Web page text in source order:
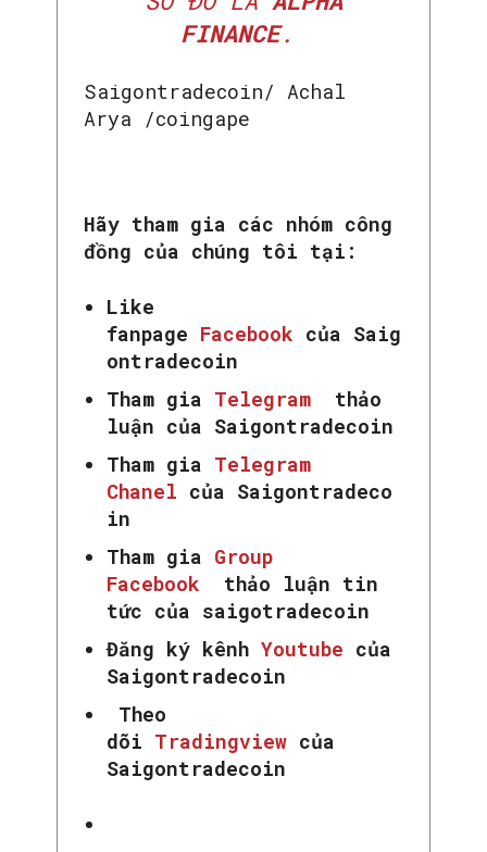
FINANCE.
Saigontradecoin/ Achal
Arya /coingape
Hãy tham gia các nhóm công
đồng của chúng tôi tại:
Like
fanpage Facebook của Saig
ontradecoin
Tham gia Telegram
thảo
luận của Saigontradecoin
Tham gia Telegram
Chanel của Saigontradeco
in
Tham gia Group
Facebook
thảo luận tin
tức của saigotradecoin
Đăng ký kênh Youtube của
Saigontradecoin
Theo
dõi Tradingview của
Saigontradecoin